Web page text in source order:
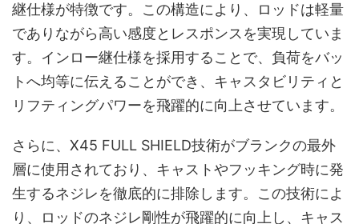
継仕様が特徴です。この構造により、ロッドは軽量
でありながら高い感度とレスポンスを実現していま
す。インロー継仕様を採用することで、負荷をバッ
トへ均等に伝えることができ、キャスタビリティと
リフティングパワーを飛躍的に向上させています。
さらに、X45 FULL SHIELD技術がブランクの最外
層に使用されており、キャストやフッキング時に発
生するネジレを徹底的に排除します。この技術によ
り、ロッドのネジレ剛性が飛躍的に向上し、キャス